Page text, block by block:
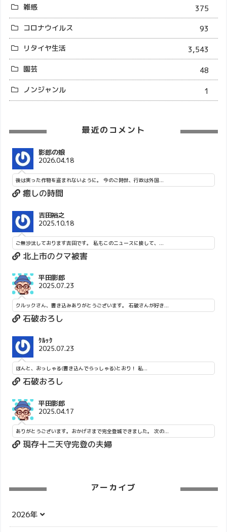
雑感
375
コロナウイルス
93
リタイヤ生活
3,543
園芸
48
ノンジャンル
1
最近のコメント
影郎の娘
2026.04.18
後は実った作物を盗まれないように。 今のご時世、行政は外国...
癒しの時間
吉田裕之
2025.10.18
ご無沙汰しております吉田です。 私もこのニュースに接して、...
北上市のクマ被害
平田影郎
2025.07.23
クルックさん、書き込みありがとうございます。 石破さんが好き...
石破おろし
ｸﾙｯｸ
2025.07.23
ほんと、おっしゃる(書き込んでらっしゃる)とおり！ 私...
石破おろし
平田影郎
2025.04.17
ありがとうございます。おかげさまで完全登城できました。 次の...
現存十二天守完登の夫婦
アーカイブ
2026年